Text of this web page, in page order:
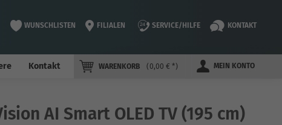
WUNSCHLISTEN FILIALEN SERVICE/HILFE KONTAKT
WARENKORB 0,00 € * MEIN KONTO
Kontakt
AI Smart OLED TV (195 cm)